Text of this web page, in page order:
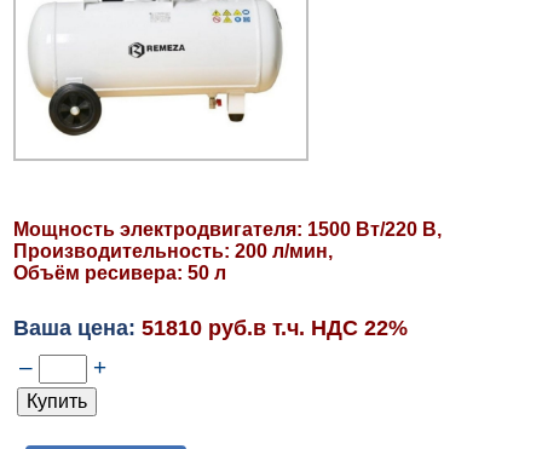
Мощность электродвигателя: 1500 Вт/220 В,
Производительность: 200 л/мин,
Объём ресивера: 50 л
Ваша цена: 51810 руб.в т.ч. НДС 22%
– +